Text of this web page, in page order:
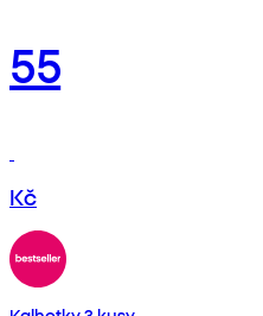
55
Kč